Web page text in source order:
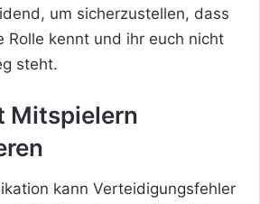
um sicherzustellen, dass
Rolle kennt und ihr euch nicht
steht.
Mitspielern
kann Verteidigungsfehler